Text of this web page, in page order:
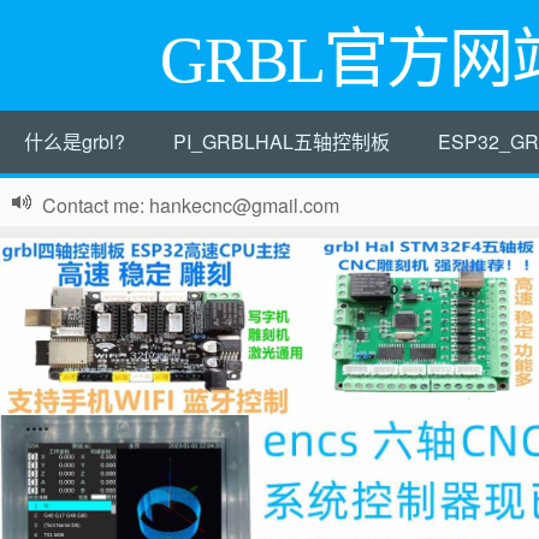
GRBL官方网
什么是grbl? PI_GRBLHAL五轴控制板
Contact me: hankecnc@gmail.com